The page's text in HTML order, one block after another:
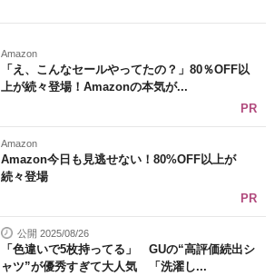
Amazon
「え、こんなセールやってたの？」80％OFF以
上が続々登場！Amazonの本気が...
PR
Amazon
Amazon今日も見逃せない！80%OFF以上が
続々登場
PR
公開 2025/08/26
「色違いで5枚持ってる」 GUの“高評価続出シ
ャツ”が優秀すぎて大人気 「洗濯し...